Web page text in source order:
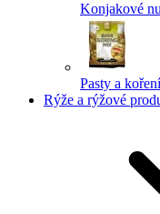
Konjakové
Pasty a
Rýže a rýžové